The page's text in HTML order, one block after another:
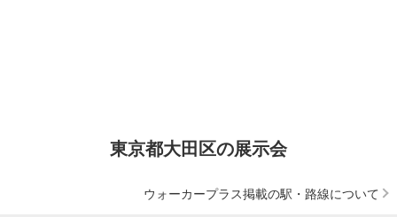
東京都大田区の展示会
ウォーカープラス掲載の駅・路線について